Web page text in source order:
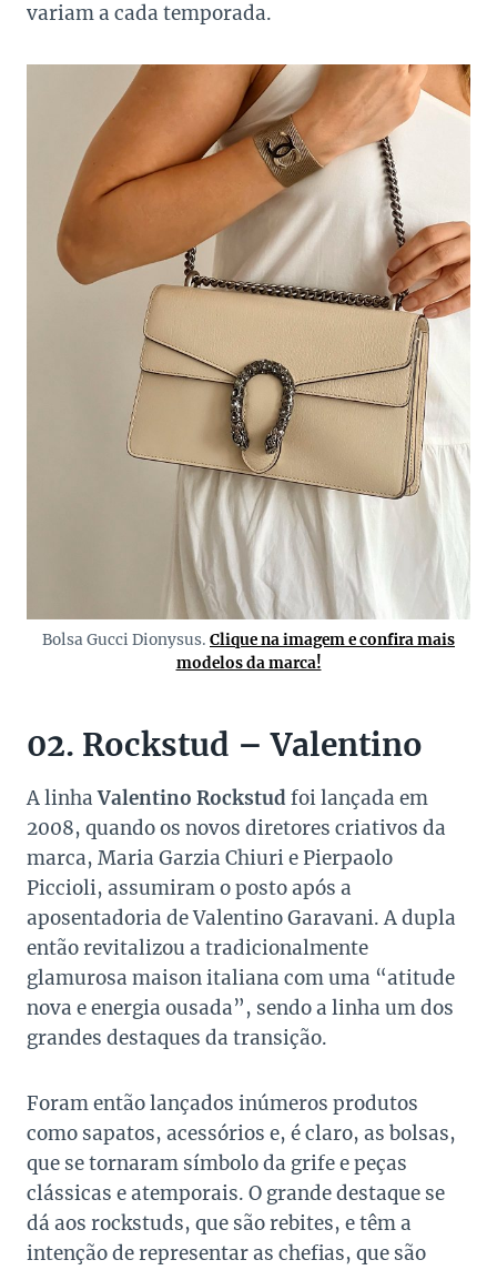
variam a cada temporada.
Bolsa Gucci Dionysus. Clique na imagem e confira mais
modelos da marca!
02. Rockstud – Valentino
A linhaValentino Rockstudfoi lançada em
2008, quando os novos diretores criativos da
marca, Maria Garzia Chiuri e Pierpaolo
Piccioli, assumiram o posto após a
aposentadoria de Valentino Garavani. A dupla
então revitalizou a tradicionalmente
glamurosa maison italiana com uma “atitude
nova e energia ousada”, sendo a linha um dos
grandes destaques da transição.
Foram então lançados inúmeros produtos
como sapatos, acessórios e, é claro, as bolsas,
que se tornaram símbolo da grife e peças
clássicas e atemporais. O grande destaque se
dá aos rockstuds, que são rebites, e têm a
intenção de representar as chefias, que são